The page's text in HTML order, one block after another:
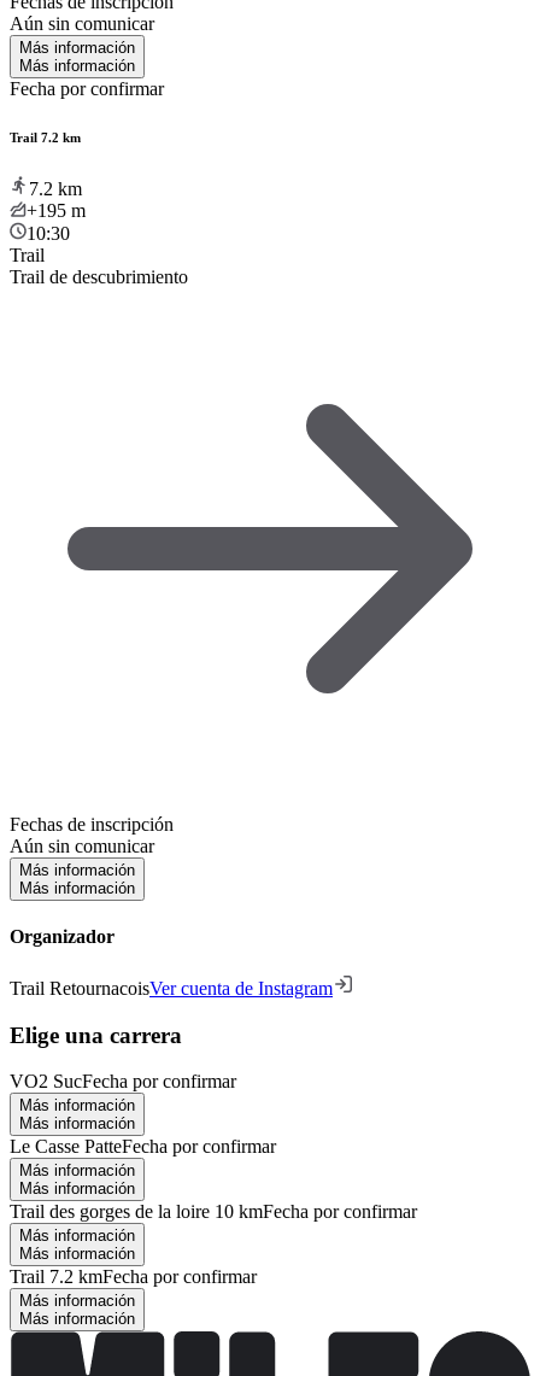
Aún sin comunicar
Más información
Más información
Fecha por confirmar
Trail 7.2 km
7.2 km
+195 m
10:30
Trail
Trail de descubrimiento
Fechas de inscripción
Aún sin comunicar
Más información
Más información
Organizador
Trail RetournacoisVer cuenta de Instagram
Elige una carrera
VO2 SucFecha por confirmar
Más información
Más información
Le Casse PatteFecha por confirmar
Más información
Más información
Trail des gorges de la loire 10 kmFecha por confirmar
Más información
Más información
Trail 7.2 kmFecha por confirmar
Más información
Más información